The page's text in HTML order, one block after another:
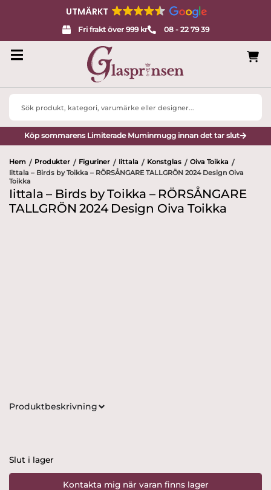
UTMÄRKT
Fri frakt över 999 kr 08 - 22 79 39
Search
Köp sommarens Limiterade Muminmugg innan det tar slut
Hem / Produkter / Figuriner / Iittala / Konstglas / Oiva Toikka /
Iittala – Birds by Toikka – RÖRSÅNGARE TALLGRÖN 2024 Design Oiva
Toikka
Iittala – Birds by Toikka – RÖRSÅNGARE
TALLGRÖN 2024 Design Oiva Toikka
Produktbeskrivning
Slut i lager
Kontakta mig när varan finns lager